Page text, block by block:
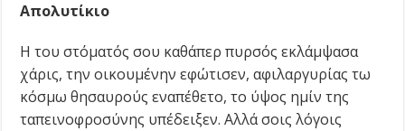
Απολυτίκιο
Η του στόματός σου καθάπερ πυρσός εκλάμψασα
χάρις, την οικουμένην εφώτισεν, αφιλαργυρίας τω
κόσμω θησαυρούς εναπέθετο, το ύψος ημίν της
ταπεινοφροσύνης υπέδειξεν. Αλλά σοις λόγοις